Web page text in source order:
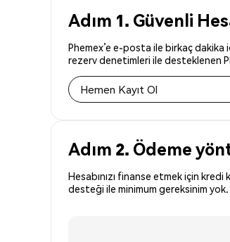
Adım 1. Güvenli
Phemex’e e-posta ile birkaç dakika
rezerv denetimleri ile desteklenen
Hemen Kayıt Ol
Adım 2. Ödeme
Hesabınızı finanse etmek için
desteği ile minimum gereksinim yok.